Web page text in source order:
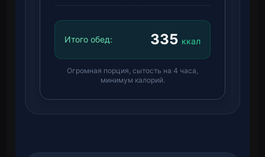
Итого обед: 335 ккал
Огромная порция, сытость на 4 часа,
минимум калорий.